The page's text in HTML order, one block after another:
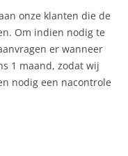
onze klanten die de
Om indien nodig te
er wanneer
1 maand, zodat wij
nodig een nacontrole